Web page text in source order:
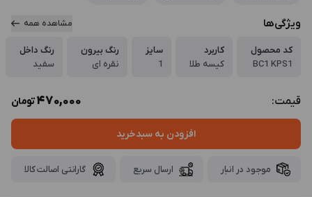
ویژگی‌ها مشاهده همه
کد محصول
BC1 KPS1
کاربرد
کیسه طلا
سایز
1
رنگ بیرون
نقره ای
رنگ داخل
سفید
قیمت: 470,000تومان
افزودن به سبدخرید
موجود در انبار ارسال سریع گارانتی اصالت کالا